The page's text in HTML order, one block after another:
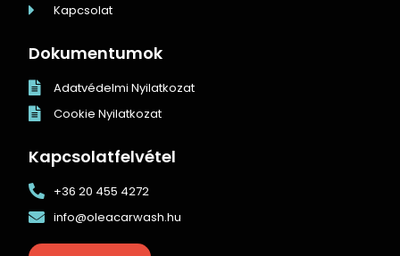
Kapcsolat
Dokumentumok
Adatvédelmi Nyilatkozat
Cookie Nyilatkozat
Kapcsolatfelvétel
+36 20 455 4272
info@oleacarwash.hu